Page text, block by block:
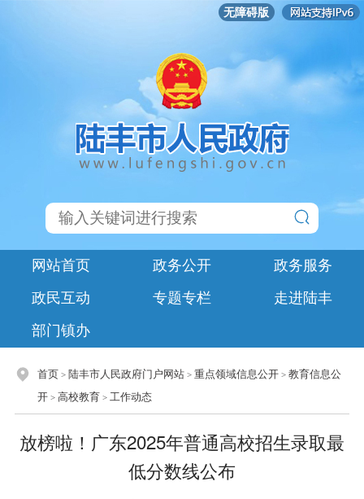
无障碍版
网站首页 政务公开
政务服务
政民互动
专题专栏
走进陆丰
部门镇办
首页 > 陆丰市人民政府门户网站 >重点领域信息公开 >教育信息公
开 > 高校教育 > 工作动态
放榜啦！广东2025年普通高校招生录取最
低分数线公布